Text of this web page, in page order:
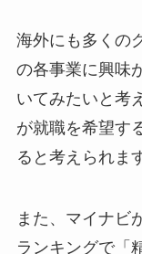
海外にも多くの
の各事業に興味
いてみたいと考
が就職を希望す
ると考えられま
また、マイナビ
ランキングで「